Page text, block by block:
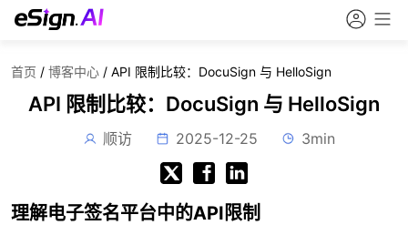
首页 / 博客中心 / API 限制比较：DocuSign 与 HelloSign
API 限制比较：DocuSign 与 HelloSign
顺访 2025-12-25 3min
理解电子签名平台中的API限制